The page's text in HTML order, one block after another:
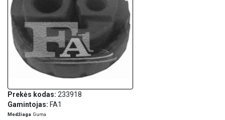
Prekės kodas: 233918
Gamintojas: FA1
Medžiaga Guma